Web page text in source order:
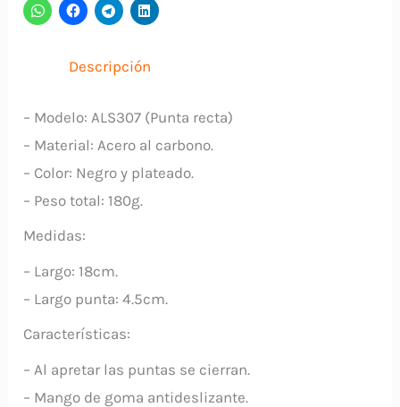
ALS307
cantidadDescripción
– Modelo: ALS307 (Punta recta)
– Material: Acero al carbono.
– Color: Negro y plateado.
– Peso total: 180g.
Medidas:
– Largo: 18cm.
– Largo punta: 4.5cm.
Características:
– Al apretar las puntas se cierran.
– Mango de goma antideslizante.